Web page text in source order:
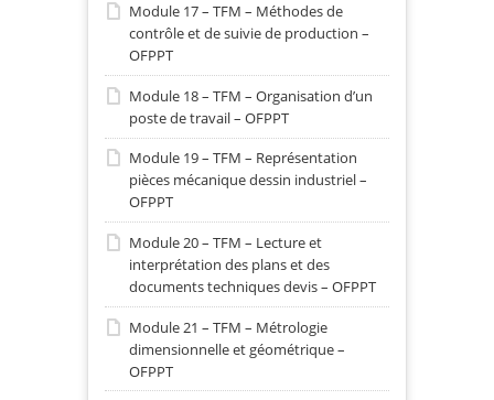
Module 17 – TFM – Méthodes de
contrôle et de suivie de production –
OFPPT
Module 18 – TFM – Organisation d’un
poste de travail – OFPPT
Module 19 – TFM – Représentation
pièces mécanique dessin industriel –
OFPPT
Module 20 – TFM – Lecture et
interprétation des plans et des
documents techniques devis – OFPPT
Module 21 – TFM – Métrologie
dimensionnelle et géométrique –
OFPPT